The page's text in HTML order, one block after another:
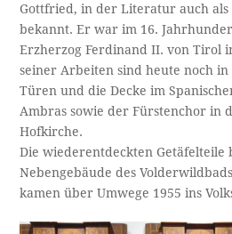
Gottfried, in der Literatur auch als
bekannt. Er war im 16.
Erzherzog Ferdinand II. von Tirol
seiner Arbeiten sind heute noch in
Türen und die Decke im
Ambras sowie der Fürstenchor in
Hofkirche.
Die wiederentdeckten Getäfelteile
Nebengebäude des
kamen über Umwege 1955 ins